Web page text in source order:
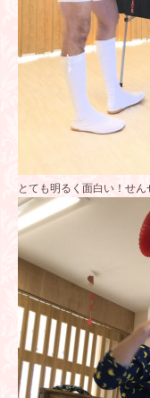
とても明るく面白い！せ